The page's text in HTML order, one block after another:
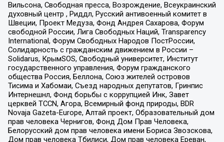
Вильсона, Свободная пресса, Возрождение, Всеукраинский
духовный центр , Риддл, Русский антивоенный комитет в
Швеции, Проект Медуза, Фонд Андрея Сахарова, Форум
свободной России, Лига Свободных Наций, Transparеncy
International, Форум Свободных Народов ПостРоссии,
Солидарность с гражданским движением в России –
Solidarus, КрымSOS, Свободный университет, Институт
государственного управления, Форум гражданского
общества Россия, Беллона, Союз жителей островов
Тисима и Хабомаи, Съезд народных депутатов, Гринпис
Интернешнл, Фонд борьбы с коррупцией Инк, Завет
церквей TCCN, Агора, Всемирный фонд природы, BDR
Novaja Gazeta-Europe, Алтай проект, Образовательный дом
прав человека Чернигов, Фонд Дом Прав Человека,
Белорусский дом прав человека имени Бориса Звозскова,
Дом прав человека Тбилиси, Дом прав человека Ереван,